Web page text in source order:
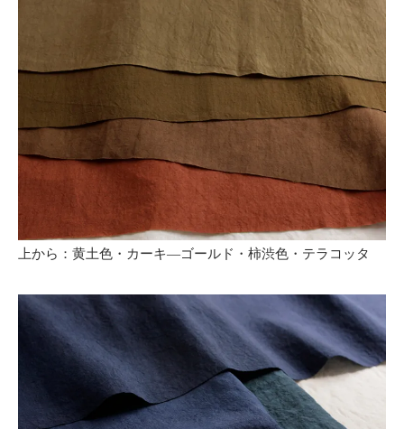
上から：黄土色・カーキ―ゴールド・柿渋色・テラコッタ